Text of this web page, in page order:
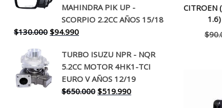
MAHINDRA PIK UP -
SCORPIO 2.2CC AÑOS 15/18
$130.000 El
original
era:
$130.000.
$94.990El
actual
es:
$94.990.
TURBO ISUZU NPR - NQR
5.2CC MOTOR 4HK1-TCI
EURO V AÑOS 12/19
$650.000 El
$519.990El
CITROEN
$